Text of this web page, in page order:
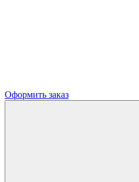
Оформить заказ